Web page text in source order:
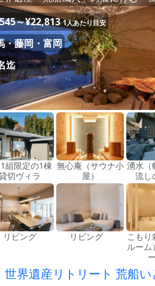
～¥22,813 1人あたり目安
・藤岡・富岡
迄
組限定の1棟
切ヴィラ
無心庵（サウナ小
屋）
湧水（
流し
リビング リビング
こもり
ルーム
世界遺産リトリート 荒船い